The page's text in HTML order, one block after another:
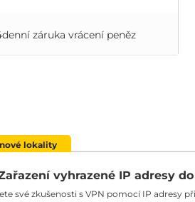
záruka vrácení peněz
lokality
vyhrazené IP adresy
své zkušenosti s VPN pomocí IP adresy